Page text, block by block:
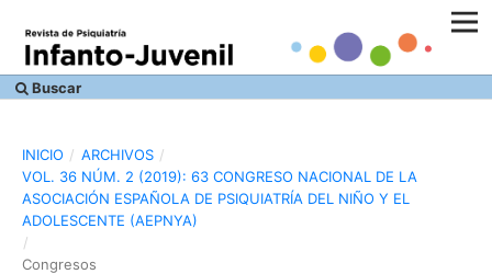
Buscar
INICIO / ARCHIVOS /
VOL. 36 NÚM. 2 (2019): 63 CONGRESO NACIONAL DE LA
ASOCIACIÓN ESPAÑOLA DE PSIQUIATRÍA DEL NIÑO Y EL
ADOLESCENTE (AEPNYA)
/
Congresos